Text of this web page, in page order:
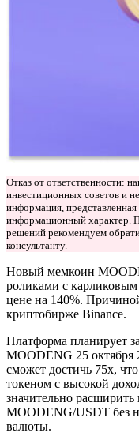
Отказ от ответственности:
инвестиционных советов и
информация,
информационный характер.
решений рекомендуем
консультанту.
Новый мемкоин
роликами с
цене на 140%.
криптобирже Binance.
Платформа планирует
MOODENG 25 октября
сможет достичь 75x,
токеном с высокой
значительно
MOODENG/USDT без
валюты.